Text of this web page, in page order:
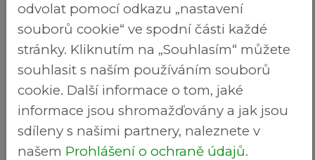
bude přistaven kontejner pro odvoz
bioodpadu.
Do BIOODPADU patří: tráva, listí, zbytky
ovoce a zeleniny, čajové sáčky, kávová
sedlina, zemina z květináčů, plevel, drny se
zeminou, košťály, štěpka z větví, kůra,
větvičky, hobliny, skořápky z vajec a ořechů,
odvolat pomocí odkazu „nastavení
souborů cookie“ ve spodní části každé
stránky. Kliknutím na „Souhlasím“ můžete
souhlasit s naším používáním souborů
cookie. Další informace o tom, jaké
informace jsou shromažďovány a jak jsou
sdíleny s našimi partnery, naleznete v
našem Prohlášení o ochraně údajů.